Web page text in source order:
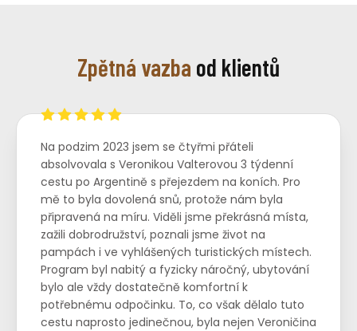
Zpětná vazba od klientů
Na podzim 2023 jsem se čtyřmi přáteli
absolvovala s Veronikou Valterovou 3 týdenní
cestu po Argentině s přejezdem na koních. Pro
mě to byla dovolená snů, protože nám byla
připravená na míru. Viděli jsme překrásná místa,
zažili dobrodružství, poznali jsme život na
pampách i ve vyhlášených turistických místech.
Program byl nabitý a fyzicky náročný, ubytování
bylo ale vždy dostatečně komfortní k
potřebnému odpočinku. To, co však dělalo tuto
cestu naprosto jedinečnou, byla nejen Veroničina